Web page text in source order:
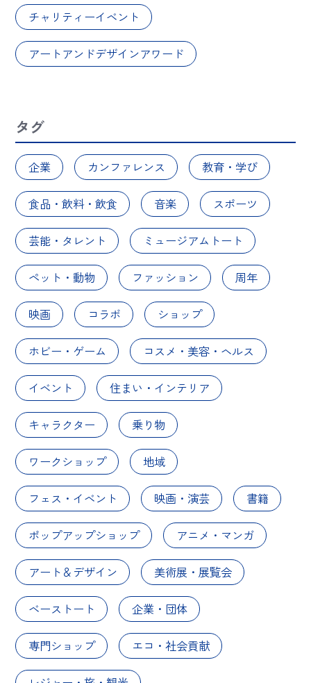
チャリティーイベント
アートアンドデザインアワード
タグ
企業 カンファレンス 教育・学び
食品・飲料・飲食 音楽 スポーツ
芸能・タレント ミュージアムトート
ペット・動物 ファッション 周年
映画 コラボ ショップ
ホビー・ゲーム コスメ・美容・ヘルス
イベント 住まい・インテリア
キャラクター 乗り物
ワークショップ 地域
フェス・イベント 映画・演芸 書籍
ポップアップショップ アニメ・マンガ
アート＆デザイン 美術展・展覧会
ベーストート 企業・団体
専門ショップ エコ・社会貢献